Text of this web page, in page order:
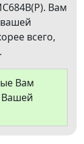
Вам
всего,
Вам
Вашей